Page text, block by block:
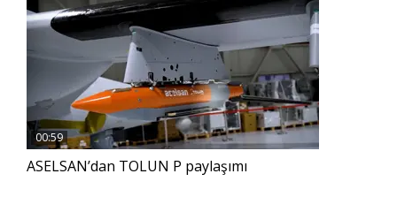
00:59
ASELSAN’dan TOLUN P paylaşımı